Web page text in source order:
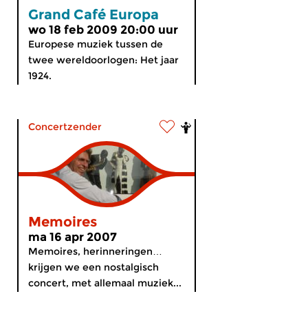
Grand Café Europa
wo 18 feb 2009 20:00 uur
Europese muziek tussen de
twee wereldoorlogen: Het jaar
1924.
Concertzender
Memoires
ma 16 apr 2007
Memoires, herinneringen…
krijgen we een nostalgisch
concert, met allemaal muziek...